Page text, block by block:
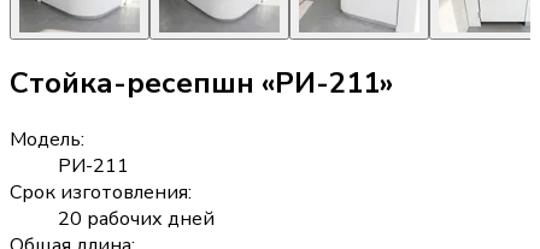
Стойка-ресепшн «РИ-211»
Модель:
РИ-211
Срок изготовления:
20 рабочих дней